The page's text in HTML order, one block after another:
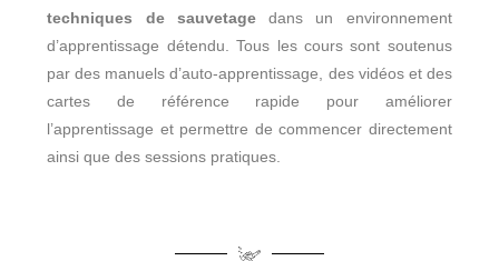
techniques de sauvetagedans un environnement
d’apprentissage détendu. Tous les cours sont soutenus
par des manuels d’auto-apprentissage, des vidéos et des
cartes de référence rapide pour améliorer
l’apprentissage et permettre de commencer directement
ainsi que des sessions pratiques.